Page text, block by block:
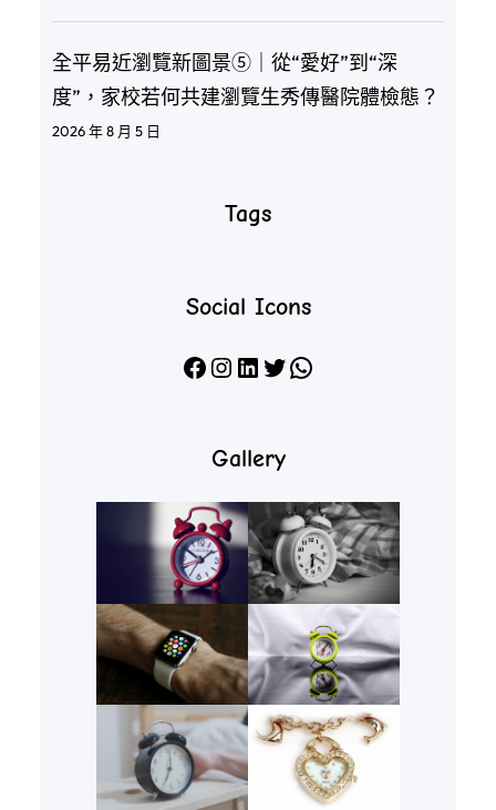
全平易近瀏覽新圖景⑤｜從“愛好”到“深
度”，家校若何共建瀏覽生秀傳醫院體檢態？
2026 年 8 月 5 日
Tags
Social Icons
Facebook Instagram LinkedIn X WhatsApp
Gallery